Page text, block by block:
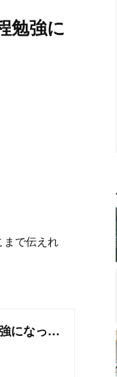
勉強に
まで伝えれ
メルカリの小泉さんと組織の課題について話したら恐ろしい程勉強になった話 – tsukuruba – Medium